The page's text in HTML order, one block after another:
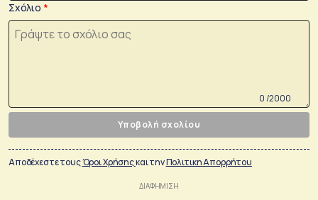
Σχόλιο
0 /2000
Υποβολή σχολίου
Αποδέχεστε τουςΌροι Χρήσηςκαι τηνΠολιτικη Απορρήτου